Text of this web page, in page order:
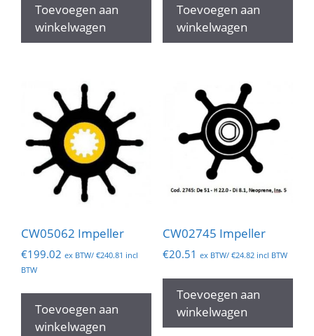
Toevoegen aan
winkelwagen
Toevoegen aan
winkelwagen
CW05062 Impeller
€199.02 ex BTW/ €240.81 incl
BTW
Toevoegen aan
winkelwagen
CW02745 Impeller
€20.51 ex BTW/ €24.82incl BTW
Toevoegen aan
winkelwagen